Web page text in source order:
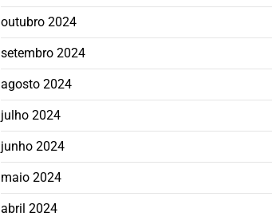
outubro 2024
setembro 2024
agosto 2024
julho 2024
junho 2024
maio 2024
abril 2024